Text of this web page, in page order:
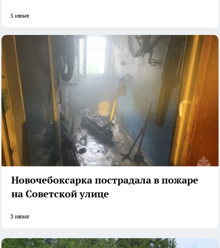
5 июня
Новочебоксарка пострадала в пожаре
на Советской улице
3 июня